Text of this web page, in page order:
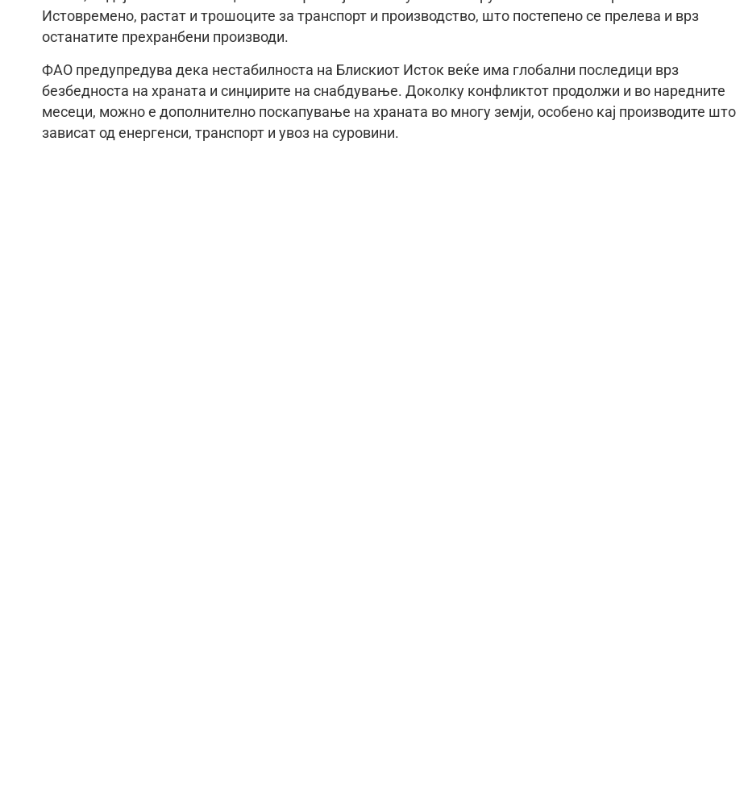
Истовремено, растат и трошоците за транспорт и производство, што постепено се прелева и врз
останатите прехранбени производи.
ФАО предупредува дека нестабилноста на Блискиот Исток веќе има глобални последици врз
безбедноста на храната и синџирите на снабдување. Доколку конфликтот продолжи и во наредните
месеци, можно е дополнително поскапување на храната во многу земји, особено кај производите што
зависат од енергенси, транспорт и увоз на суровини.